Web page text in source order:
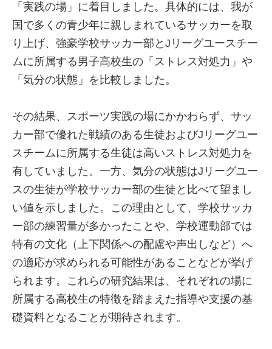
「実践の場」に着目しました。具体的には、我が
国で多くの青少年に親しまれているサッカーを取
り上げ、強豪学校サッカー部とJリーグユースチー
ムに所属する男子高校生の「ストレス対処力」や
「気分の状態」を比較しました。
その結果、スポーツ実践の場にかかわらず、サッ
カー部で優れた戦績のある生徒およびJリーグユー
スチームに所属する生徒は高いストレス対処力を
有していました。一方、気分の状態はJリーグユー
スの生徒が学校サッカー部の生徒と比べて望まし
い値を示しました。この理由として、学校サッカ
ー部の練習量が多かったことや、学校運動部では
特有の文化（上下関係への配慮や声出しなど）へ
の適応が求められる可能性があることなどが挙げ
られます。これらの研究結果は、それぞれの場に
所属する高校生の特徴を踏まえた指導や支援の基
礎資料となることが期待されます。